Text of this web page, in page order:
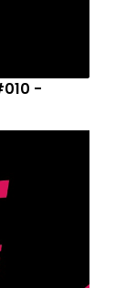
-